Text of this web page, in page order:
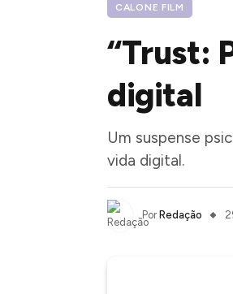
CALONE FILM
“Trust:
digital
Um suspense
vida digital.
Por Redação